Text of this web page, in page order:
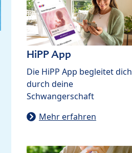
HiPP App
Die HiPP App begleitet dich
durch deine
Schwangerschaft
Mehr erfahren